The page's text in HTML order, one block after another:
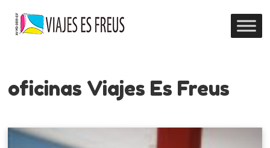
oficinas Viajes Es Freus